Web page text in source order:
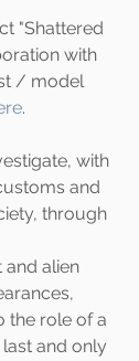
"Shattered
with
/ model
.
with
and
through
and alien
the role of a
and only